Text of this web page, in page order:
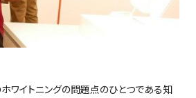
ワイトニングの問題点のひとつである知